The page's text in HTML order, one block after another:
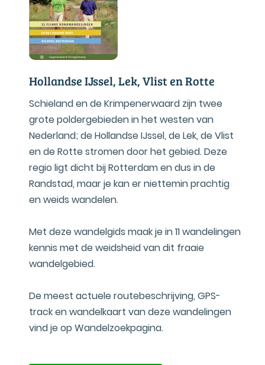
Hollandse IJssel, Lek, Vlist en Rotte
Schieland en de Krimpenerwaard zijn twee
grote poldergebieden in het westen van
Nederland; de Hollandse IJssel, de Lek, de Vlist
en de Rotte stromen door het gebied. Deze
regio ligt dicht bij Rotterdam en dus in de
Randstad, maar je kan er niettemin prachtig
en weids wandelen.
Met deze wandelgids maak je in 11 wandelingen
kennis met de weidsheid van dit fraaie
wandelgebied.
De meest actuele routebeschrijving, GPS-
track en wandelkaart van deze wandelingen
vind je op Wandelzoekpagina.